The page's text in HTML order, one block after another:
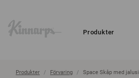
Produkter
Produkter Förvaring Space Skåp med jalusi